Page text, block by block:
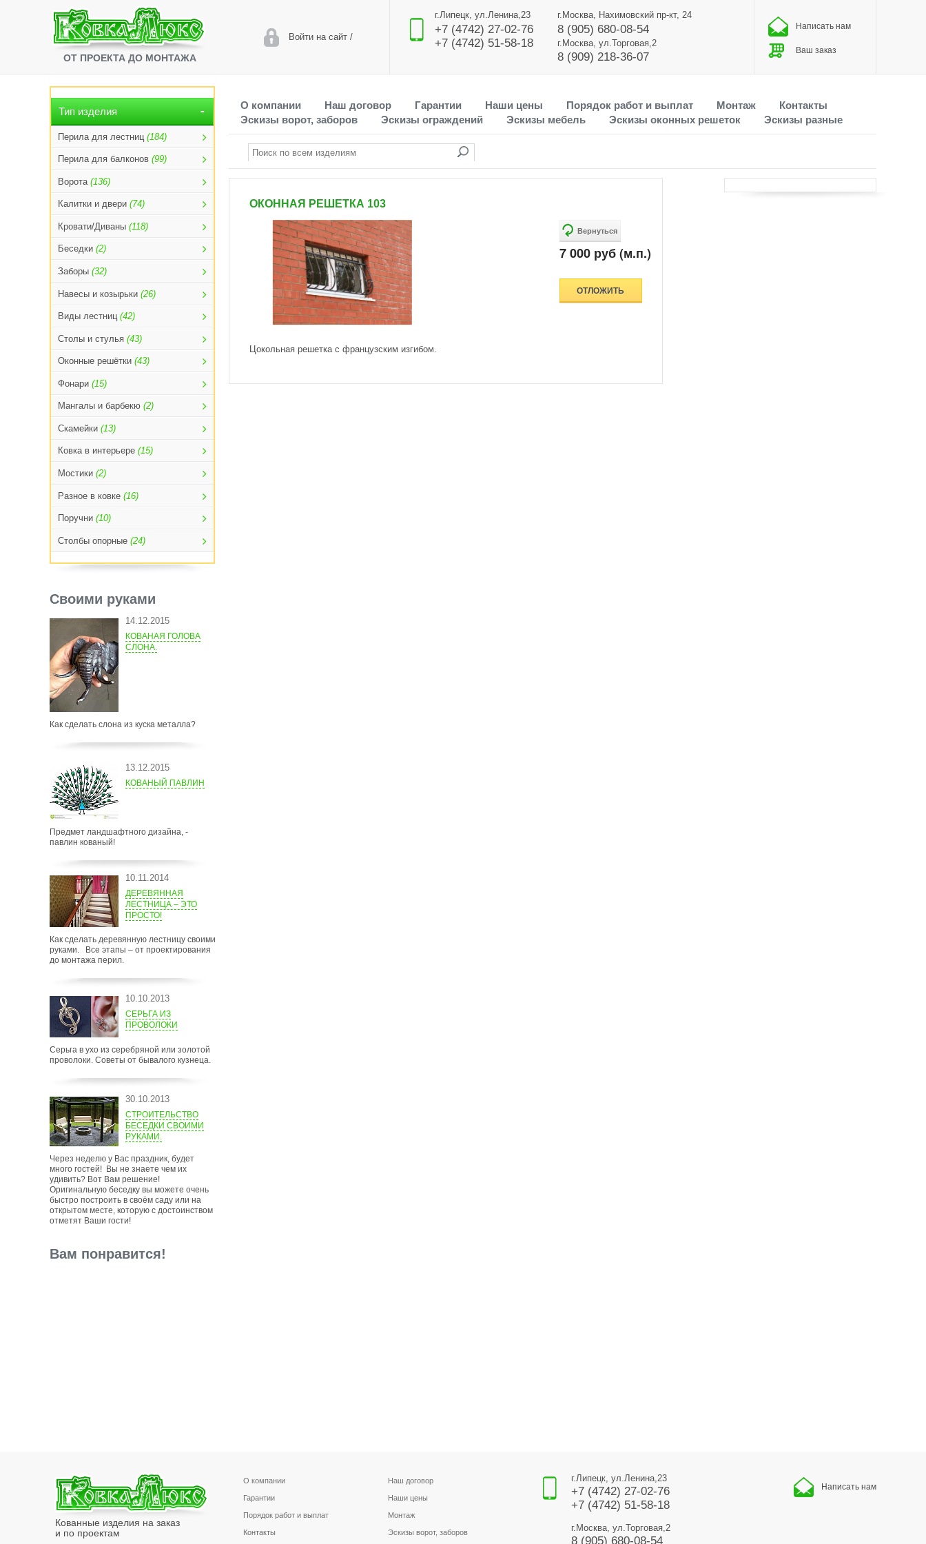
ОТ ПРОЕКТА ДО МОНТАЖА
Войти на сайт/
г.Липецк, ул.Ленина,23
+7 (4742) 27-02-76
+7 (4742) 51-58-18
г.Москва, Нахимовский пр-кт, 24
8 (905) 680-08-54
г.Москва, ул.Торговая,2
8 (909) 218-36-07
Написать нам
Ваш заказ
Тип изделия
Перила для лестниц (184)
Перила для балконов (99)
Ворота (136)
Калитки и двери (74)
Кровати/Диваны (118)
Беседки (2)
Заборы (32)
Навесы и козырьки (26)
Виды лестниц (42)
Столы и стулья (43)
Оконные решётки (43)
Фонари (15)
Мангалы и барбекю (2)
Скамейки (13)
Ковка в интерьере (15)
Мостики (2)
Разное в ковке (16)
Поручни (10)
Столбы опорные (24)
Своими руками
14.12.2015
КОВАНАЯ ГОЛОВА
СЛОНА.
Как сделать слона из куска металла?
13.12.2015
КОВАНЫЙ ПАВЛИН
Предмет ландшафтного дизайна, -
павлин кованый!
10.11.2014
ДЕРЕВЯННАЯ
ЛЕСТНИЦА – ЭТО
ПРОСТО!
Как сделать деревянную лестницу своими
руками. Все этапы – от проектирования
до монтажа перил.
10.10.2013
СЕРЬГА ИЗ
ПРОВОЛОКИ
Серьга в ухо из серебряной или золотой
проволоки. Советы от бывалого кузнеца.
30.10.2013
СТРОИТЕЛЬСТВО
БЕСЕДКИ СВОИМИ
РУКАМИ.
Через неделю у Вас праздник, будет
много гостей! Вы не знаете чем их
удивить? Вот Вам решение!
Оригинальную беседку вы можете очень
быстро построить в своём саду или на
открытом месте, которую с достоинством
отметят Ваши гости!
Вам понравится!
О компании Наш договор Гарантии Наши цены Порядок работ и выплат Монтаж
Контакты
Эскизы ворот, заборов
Эскизы ограждений Эскизы мебель Эскизы оконных решеток Эскизы разные
ОКОННАЯ РЕШЕТКА 103
7 000 руб (м.п.)
ОТЛОЖИТЬ
Цокольная решетка с французским изгибом.
Кованные изделия на заказ
и по проектам
О компании Наш договор
Гарантии Наши цены
Порядок работ и выплат Монтаж
Контакты Эскизы ворот, заборов
г.Липецк, ул.Ленина,23
+7 (4742) 27-02-76
+7 (4742) 51-58-18
г.Москва, ул.Торговая,2
8 (905) 680-08-54
Написать нам